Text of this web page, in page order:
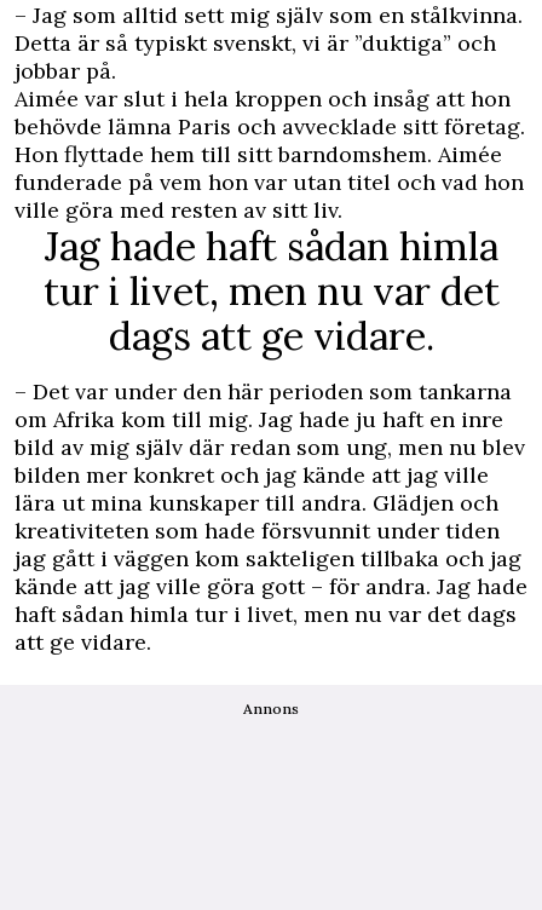
– Jag som alltid sett mig själv som en stålkvinna.
Detta är så typiskt svenskt, vi är ”duktiga” och
jobbar på.
Aimée var slut i hela kroppen och insåg att hon
behövde lämna Paris och avvecklade sitt företag.
Hon flyttade hem till sitt barndomshem. Aimée
funderade på vem hon var utan titel och vad hon
ville göra med resten av sitt liv.
Jag hade haft sådan himla
tur i livet, men nu var det
dags att ge vidare.
– Det var under den här perioden som tankarna
om Afrika kom till mig. Jag hade ju haft en inre
bild av mig själv där redan som ung, men nu blev
bilden mer konkret och jag kände att jag ville
lära ut mina kunskaper till andra. Glädjen och
kreativiteten som hade försvunnit under tiden
jag gått i väggen kom sakteligen tillbaka och jag
kände att jag ville göra gott – för andra. Jag hade
haft sådan himla tur i livet, men nu var det dags
att ge vidare.
Annons